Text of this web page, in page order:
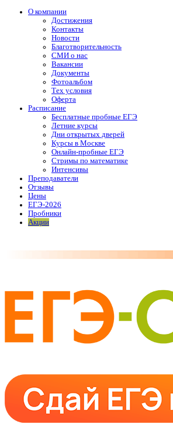
О компании
Достижения
Контакты
Новости
Благотворительность
СМИ о нас
Вакансии
Документы
Фотоальбом
Тех условия
Оферта
Расписание
Бесплатные пробные ЕГЭ
Летние курсы
Дни открытых дверей
Курсы в Москве
Онлайн-пробные ЕГЭ
Стримы по математике
Интенсивы
Преподаватели
Отзывы
Цены
ЕГЭ-2026
Пробники
Акции